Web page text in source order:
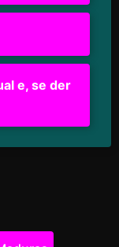
e, se der